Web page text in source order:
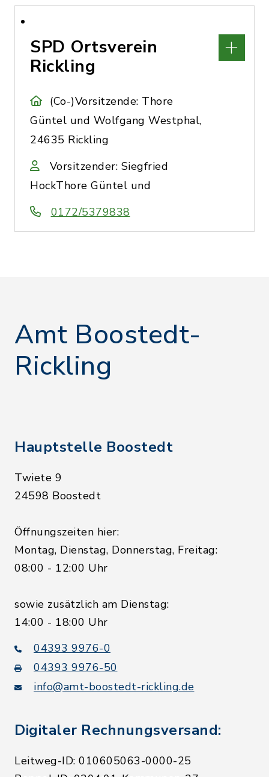
SPD Ortsverein
Rickling
(Co-)Vorsitzende: Thore
Güntel und Wolfgang Westphal,
24635 Rickling
Vorsitzender: Siegfried
HockThore Güntel und
0172/5379838
Amt Boostedt-
Rickling
Hauptstelle Boostedt
Twiete 9
24598 Boostedt
Öffnungszeiten hier:
Montag, Dienstag, Donnerstag, Freitag:
08:00 - 12:00 Uhr
sowie zusätzlich am Dienstag:
14:00 - 18:00 Uhr
04393 9976-0
04393 9976-50
info@amt-boostedt-rickling.de
Digitaler Rechnungsversand:
Leitweg-ID: 010605063-0000-25